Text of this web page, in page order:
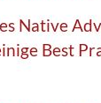
Native
Best